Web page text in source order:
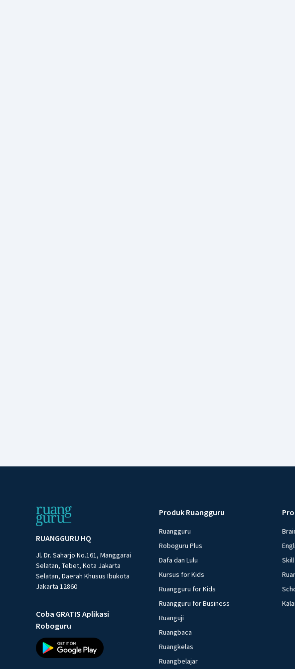
RUANGGURU HQ
Jl. Dr. Saharjo No.161, Manggarai
Selatan, Tebet, Kota Jakarta
Selatan, Daerah Khusus Ibukota
Jakarta 12860
Coba GRATIS Aplikasi
Roboguru
Produk Ruangguru
Ruangguru
Roboguru Plus
Dafa dan Lulu
Kursus for Kids
Ruangguru for Kids
Ruangguru for Business
Ruanguji
Ruangbaca
Ruangkelas
Ruangbelajar